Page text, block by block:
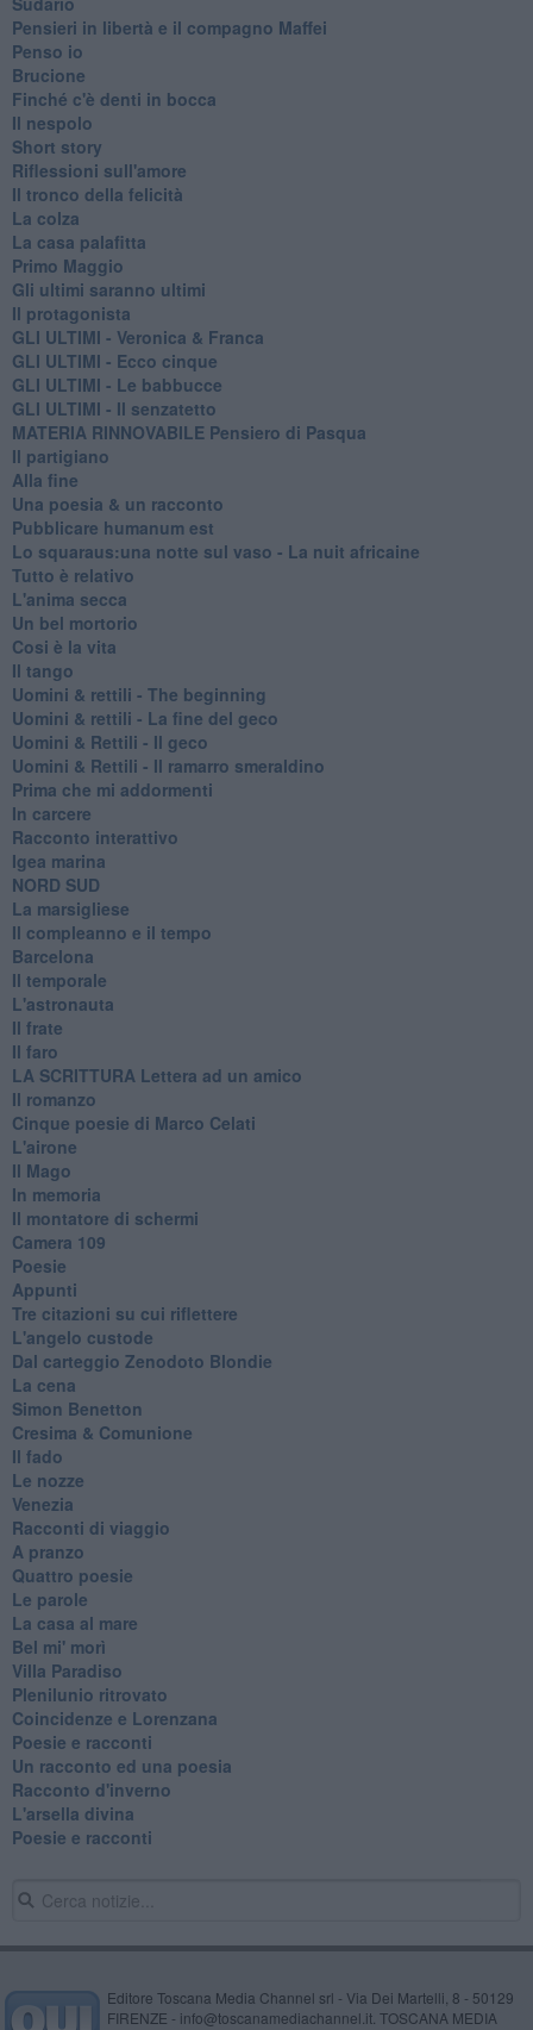
Pensieri in libertà e il compagno Maffei
Penso io
Brucione
Finché c'è denti in bocca
Il nespolo
Short story
Riflessioni sull'amore
Il tronco della felicità
La colza
La casa palafitta
Primo Maggio
Gli ultimi saranno ultimi
Il protagonista
GLI ULTIMI - Veronica & Franca
GLI ULTIMI - Ecco cinque
GLI ULTIMI - Le babbucce
GLI ULTIMI - Il senzatetto
MATERIA RINNOVABILE Pensiero di Pasqua
Il partigiano
Alla fine
Una poesia & un racconto
Pubblicare humanum est
Lo squaraus:una notte sul vaso - La nuit africaine
Tutto è relativo
L'anima secca
Un bel mortorio
Cosi è la vita
Il tango
​Uomini & rettili - The beginning
​Uomini & rettili - La fine del geco
Uomini & Rettili - Il geco
Uomini & Rettili - Il ramarro smeraldino
Prima che mi addormenti
In carcere
Racconto interattivo
Igea marina
​NORD SUD
La marsigliese
Il compleanno e il tempo
Barcelona
Il temporale
L'astronauta
Il frate
Il faro
​LA SCRITTURA Lettera ad un amico
Il romanzo
Cinque poesie di Marco Celati
L'airone
Il Mago
In memoria
Il montatore di schermi
Camera 109
Poesie
Appunti
Tre citazioni su cui riflettere
L'angelo custode
Dal carteggio Zenodoto Blondie
La cena
Simon Benetton
Cresima & Comunione
Il fado
Le nozze
Venezia
Racconti di viaggio
A pranzo
Quattro poesie
Le parole
La casa al mare
Bel mi' morì
Villa Paradiso
Plenilunio ritrovato
Coincidenze e Lorenzana
Poesie e racconti
Un racconto ed una poesia
Racconto d'inverno
​L'arsella divina
Poesie e racconti
Editore Toscana Media Channel srl - Via Dei Martelli, 8 - 50129
FIRENZE - info@toscanamediachannel.it. TOSCANA MEDIA